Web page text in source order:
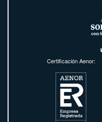
Certificación Aenor: